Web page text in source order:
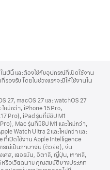
นปีนี้และต้องใช้กับอุปกรณ์ที่เปิดใช้งาน
ที่รองรับโดยในช่วงแรกจะมีให้ใช้งานใน
27, macOS 27 และ watchOS 27
ใหม่กว่า, iPhone 15 Pro,
Pro), iPad รุ่นที่มีชิป M1
Mac รุ่นที่มีชิป M1 และใหม่กว่า,
Watch Ultra 2และใหม่กว่า และ
ที่เปิดใช้งานApple Intelligence
รณ์เป็นภาษาจีน (ตัวย่อ),จีน
เศส, เยอรมัน, อิตาลี,ญี่ปุ่น, เกาหลี,
หรือเวียดนาม คุณสมบัติบางประเภท